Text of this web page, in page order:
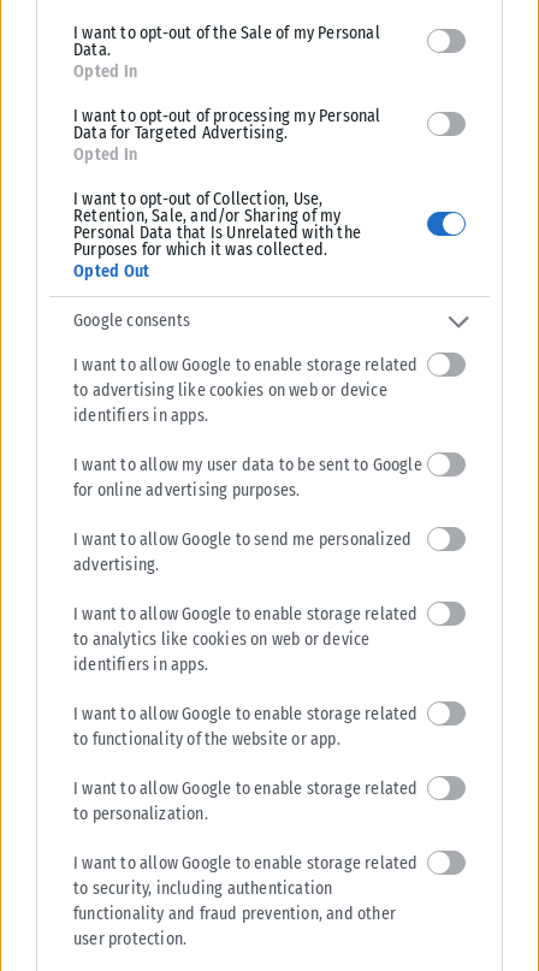
I want to opt-out of the Sale of my Personal
Data.
Opted In
I want to opt-out of processing my Personal
Data for Targeted Advertising.
Opted In
I want to opt-out of Collection, Use,
Retention, Sale, and/or Sharing of my
Personal Data that Is Unrelated with the
Purposes for which it was collected.
Opted Out
Google consents
I want to allow Google to enable storage related
to advertising like cookies on web or device
identifiers in apps.
I want to allow my user data to be sent to Google
for online advertising purposes.
I want to allow Google to send me personalized
advertising.
I want to allow Google to enable storage related
to analytics like cookies on web or device
identifiers in apps.
I want to allow Google to enable storage related
to functionality of the website or app.
I want to allow Google to enable storage related
to personalization.
I want to allow Google to enable storage related
to security, including authentication
functionality and fraud prevention, and other
user protection.
που επλήγησαν από τις πρόσφατες πυρκαγιές, με τις αρμόδιες αρχές...
ΑΝΑΡΤΉΘΗΚΕ ΑΠΌ